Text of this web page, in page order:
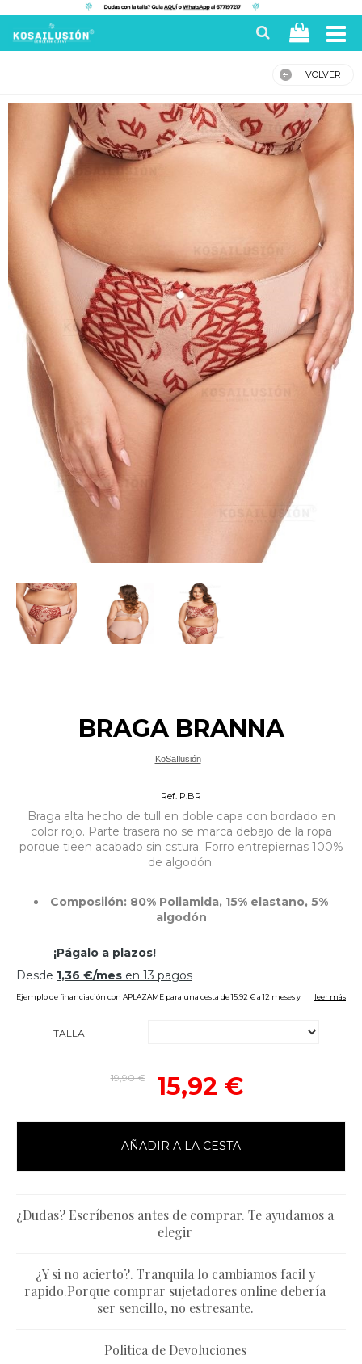
VOLVER
BRAGA BRANNA
KoSaIlusión
Ref. P.BR
Braga alta hecho de tull en doble capa con bordado en
color rojo. Parte trasera no se marca debajo de la ropa
porque tieen acabado sin cstura. Forro entrepiernas 100%
de algodón.
Composiión: 80% Poliamida, 15% elastano, 5%
algodón
TALLA
19,90 € 15,92 €
AÑADIR A LA CESTA
¿Dudas? Escríbenos antes de comprar. Te ayudamos a
elegir
¿Y si no acierto?. Tranquila lo cambiamos facil y
rapido.Porque comprar sujetadores online debería
ser sencillo, no estresante.
Politica de Devoluciones